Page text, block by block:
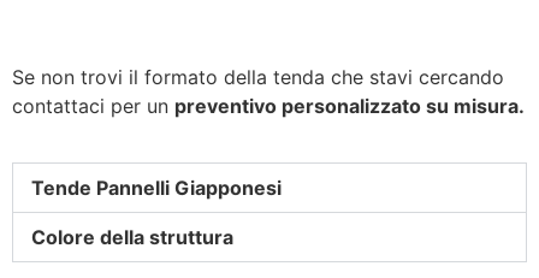
Se non trovi il formato della tenda che stavi cercando
contattaci per un preventivo personalizzato su misura.
Tende Pannelli Giapponesi
Colore della struttura